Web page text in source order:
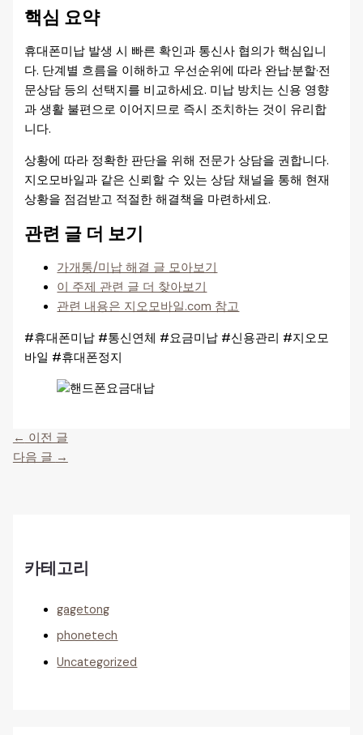
핵심 요약
휴대폰미납 발생 시 빠른 확인과 통신사 협의가 핵심입니
다. 단계별 흐름을 이해하고 우선순위에 따라 완납·분할·전
문상담 등의 선택지를 비교하세요. 미납 방치는 신용 영향
과 생활 불편으로 이어지므로 즉시 조치하는 것이 유리합
니다.
상황에 따라 정확한 판단을 위해 전문가 상담을 권합니다.
지오모바일과 같은 신뢰할 수 있는 상담 채널을 통해 현재
상황을 점검받고 적절한 해결책을 마련하세요.
관련 글 더 보기
가개통/미납 해결 글 모아보기
이 주제 관련 글 더 찾아보기
관련 내용은 지오모바일.com 참고
#휴대폰미납 #통신연체 #요금미납 #신용관리 #지오모
바일 #휴대폰정지
← 이전 글
다음 글 →
카테고리
gagetong
phonetech
Uncategorized